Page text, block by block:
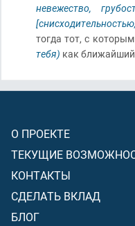
невежество,
тогда тот, с
тебя) как ближайший
О ПРОЕКТЕ
ТЕКУЩИЕ
КОНТАКТЫ
СДЕЛАТЬ ВКЛАД
БЛОГ